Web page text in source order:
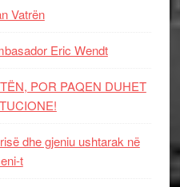
Vatrën
Eric Wendt
POR PAQEN DUHET
dhe gjeniu ushtarak në
t